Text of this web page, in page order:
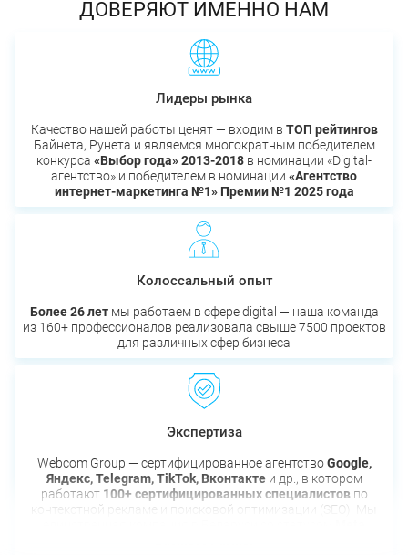
ДОВЕРЯЮТ ИМЕННО НАМ
Лидеры рынка
Качество нашей работы ценят — входим в ТОП рейтингов
Байнета, Рунета и являемся многократным победителем
конкурса «Выбор года» 2013-2018 в номинации «Digital-
агентство» и победителем в номинации «Агентство
интернет-маркетинга №1» Премии №1 2025 года
Колоссальный опыт
Более 26 летмы работаем в сфере digital — наша команда
из 160+ профессионалов реализовала свыше 7500 проектов
для различных сфер бизнеса
Экспертиза
Webcom Group — сертифицированное агентствоGoogle,
Яндекс, Telegram, TikTok, Вконтактеи др., в котором
работают 100+ сертифицированных специалистовпо
контекстной рекламе и поисковой оптимизации (SEO). Мы